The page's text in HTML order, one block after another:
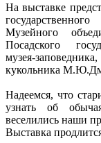
На выставке
Музейного
Посадского
музея-
кукольника
Надеемся, что
узнать об
веселились наши
Выставка